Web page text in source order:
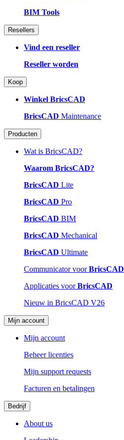
BIM Tools
Resellers
Vind een reseller
Reseller worden
Koop
Winkel BricsCAD
BricsCAD Maintenance
Producten
Wat is BricsCAD?
Waarom BricsCAD?
BricsCAD Lite
BricsCAD Pro
BricsCAD BIM
BricsCAD Mechanical
BricsCAD Ultimate
Communicator voorBricsCAD
Applicaties voorBricsCAD
Nieuw in BricsCAD V26
Mijn account
Mijn account
Beheer licenties
Mijn support requests
Facturen en betalingen
Bedrijf
About us